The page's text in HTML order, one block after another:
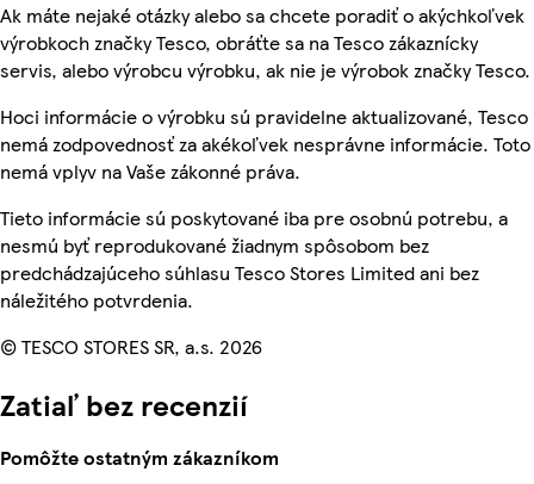
Ak máte nejaké otázky alebo sa chcete poradiť o akýchkoľvek
výrobkoch značky Tesco, obráťte sa na Tesco zákaznícky
servis, alebo výrobcu výrobku, ak nie je výrobok značky Tesco.
Hoci informácie o výrobku sú pravidelne aktualizované, Tesco
nemá zodpovednosť za akékoľvek nesprávne informácie. Toto
nemá vplyv na Vaše zákonné práva.
Tieto informácie sú poskytované iba pre osobnú potrebu, a
nesmú byť reprodukované žiadnym spôsobom bez
predchádzajúceho súhlasu Tesco Stores Limited ani bez
náležitého potvrdenia.
© TESCO STORES SR, a.s. 2026
Zatiaľ bez recenzií
Pomôžte ostatným zákazníkom